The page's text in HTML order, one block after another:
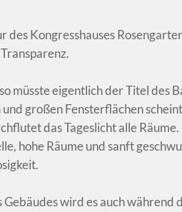
des Kongresshauses
müsste eigentlich der Titel des
großen Fensterflächen
das Tageslicht alle
hohe Räume und sanft
Gebäudes wird es auch